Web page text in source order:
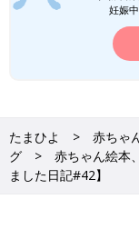
妊娠
たまひよ 赤ちゃ
グ
赤ちゃん絵本
ました日記#42】